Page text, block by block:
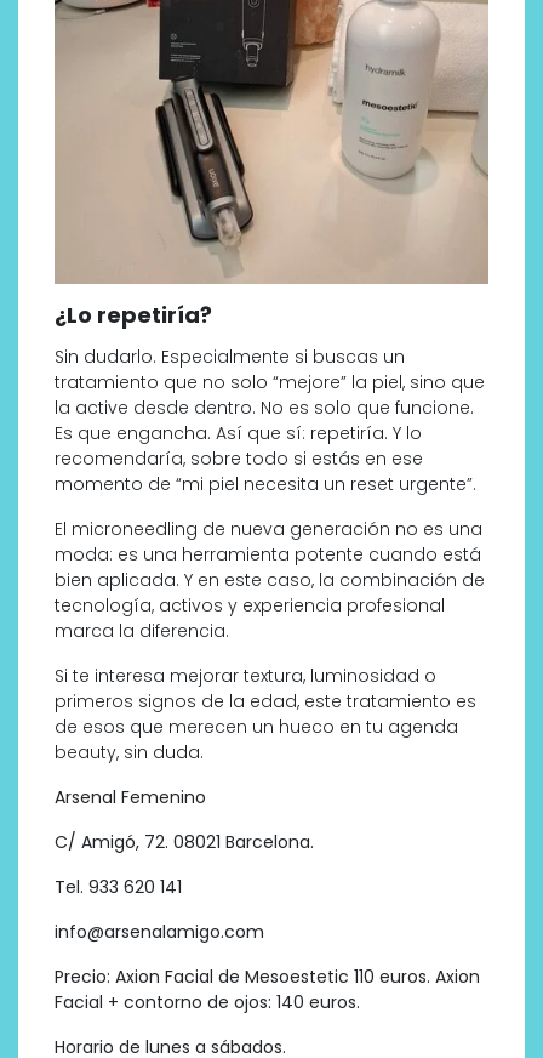
¿Lo repetiría?
Sin dudarlo. Especialmente si buscas un
tratamiento que no solo “mejore” la piel, sino que
la active desde dentro. No es solo que funcione.
Es que engancha. Así que sí: repetiría. Y lo
recomendaría, sobre todo si estás en ese
momento de “mi piel necesita un reset urgente”.
El microneedling de nueva generación no es una
moda: es una herramienta potente cuando está
bien aplicada. Y en este caso, la combinación de
tecnología, activos y experiencia profesional
marca la diferencia.
Si te interesa mejorar textura, luminosidad o
primeros signos de la edad, este tratamiento es
de esos que merecen un hueco en tu agenda
beauty, sin duda.
Arsenal Femenino
C/ Amigó, 72. 08021 Barcelona.
Tel. 933 620 141
info@arsenalamigo.com
Precio: Axion Facial de Mesoestetic 110 euros. Axion
Facial + contorno de ojos: 140 euros.
Horario de lunes a sábados.